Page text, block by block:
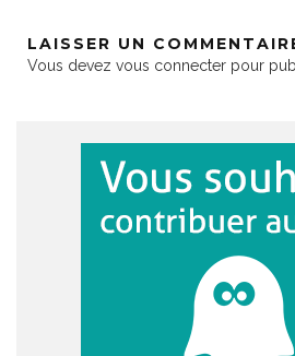
LAISSER UN
Vous devez vous connecter pour